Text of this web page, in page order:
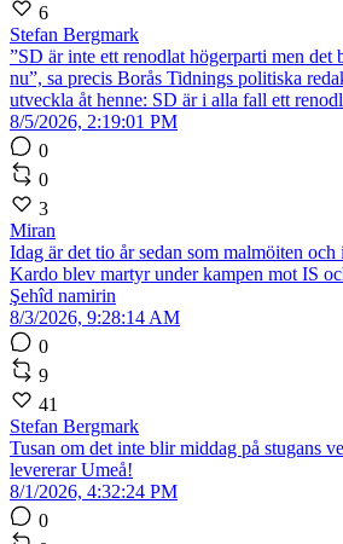
6
Stefan Bergmark
”SD är inte ett renodlat högerparti men det
nu”, sa precis Borås Tidnings politiska
utveckla åt henne: SD är i alla fall ett
8/5/2026, 2:19:01 PM
0
0
3
Miran
Idag är det tio år sedan som malmöiten
Kardo blev martyr under kampen mot IS
Şehîd namirin
8/3/2026, 9:28:14 AM
0
9
41
Stefan Bergmark
Tusan om det inte blir middag på stugans
levererar Umeå!
8/1/2026, 4:32:24 PM
0